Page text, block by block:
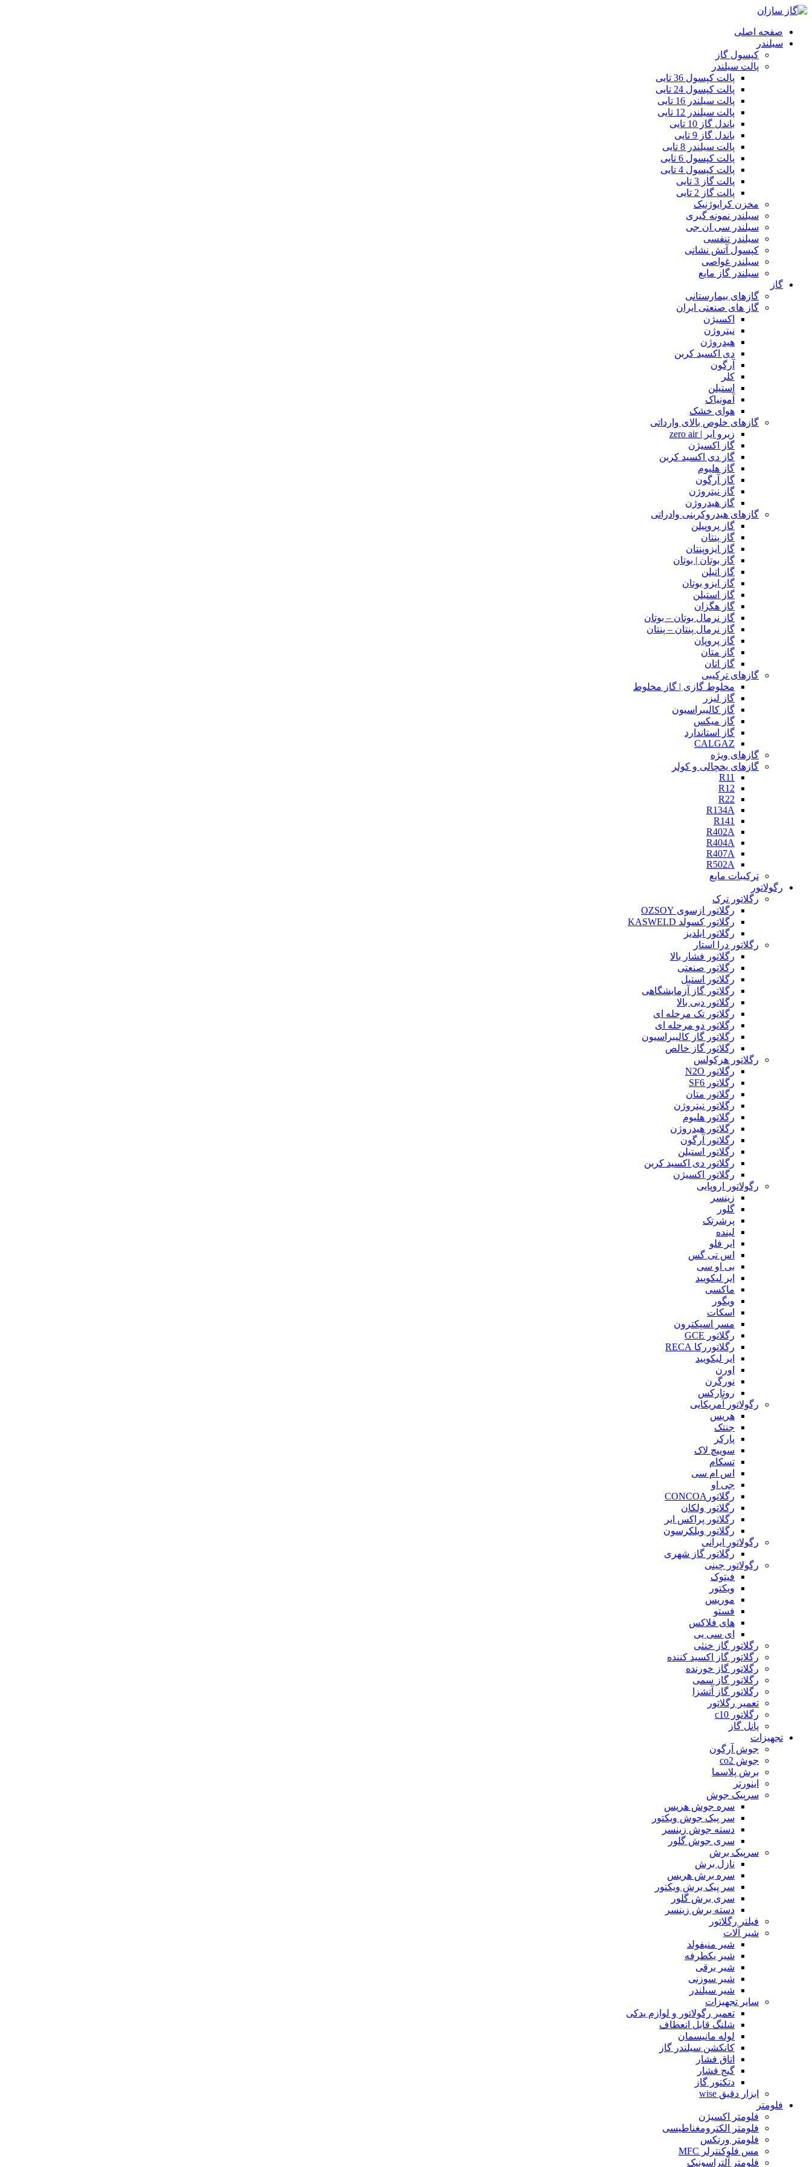
صفحه اصلی
سیلندر
کپسول گاز
پالت سیلندر
پالت کپسول 36 تایی
پالت کپسول 24 تایی
پالت سیلندر 16 تایی
پالت سیلندر 12 تایی
باندل گاز 10 تایی
باندل گاز 9 تایی
پالت سیلندر 8 تایی
پالت کپسول 6 تایی
پالت کپسول 4 تایی
پالت گاز 3 تایی
پالت گاز 2 تایی
مخزن کرایوژنیک
سیلندر نمونه گیری
سیلندر سی ان جی
سیلندر تنفسی
کپسول آتش نشانی
سیلندر غواصی
سیلندر گاز مایع
گاز
گازهای بیمارستانی
گاز های صنعتی ایران
اکسیژن
نیتروژن
هیدروژن
دی اکسید کربن
آرگون
کلر
استیلن
آمونیاک
هوای خشک
گازهای خلوص بالای وارداتی
زیرو ایر | zero air
گاز اکسیژن
گاز دی اکسید کربن
گاز هلیوم
گاز آرگون
گاز نیتروژن
گاز هیدروژن
گازهای هیدروکربنی وادراتی
گاز پروپیلن
گاز پنتان
گاز ایزوپنتان
گاز بوتان | بوتان
گاز اتیلن
گاز ایزو بوتان
گاز استیلن
گاز هگزان
گاز نرمال بوتان – بوتان
گاز نرمال پنتان – پنتان
گاز پروپان
گاز متان
گاز اتان
گازهای ترکیبی
مخلوط گازی | گاز مخلوط
گاز لیزر
گاز کالیبراسیون
گاز میکس
گاز استاندارد
CALGAZ
گازهای ویژه
گازهای یخچالی و کولر
R11
R12
R22
R134A
R141
R402A
R404A
R407A
R502A
ترکیبات مایع
رگولاتور
رگلاتور ترک
رگلاتور ازسوی OZSOY
رگلاتور کسولد KASWELD
رگلاتور ایلدیز
رگلاتور درا استار
رگلاتور فشار بالا
رگلاتور صنعتی
رگلاتور استیل
رگلاتور گاز آزمایشگاهی
رگلاتور دبی بالا
رگلاتور تک مرحله ای
رگلاتور دو مرحله ای
رگلاتور گاز کالیبراسیون
رگلاتور گاز خالص
رگلاتور هرکولس
رگلاتور N2O
رگلاتور SF6
رگلاتور متان
رگلاتور نیتروژن
رگلاتور هلیوم
رگلاتور هیدروژن
رگلاتور آرگون
رگلاتور استیلن
رگلاتور دی اکسید کربن
رگلاتور اکسیژن
رگولاتور اروپایی
زینسر
گلور
پرشرتک
لینده
ایر فلو
اس تی گس
بی او سی
ایر لیکویید
ماکسی
ویگور
اسکات
مسر اسپکترون
رگلاتور GCE
رگلاتوررکا RECA
ایر لیکویید
اورن
نورگرن
روتارکس
رگولاتور آمریکایی
هریس
جنتک
پارکر
سوییچ لاک
تسکام
اس ام سی
جی او
رگلاتورCONCOA
رگلاتور ولکان
رگلاتور پراکس ایر
رگلاتور ویلکرسون
رگولاتور ایرانی
رگلاتور گاز شهری
رگولاتور چینی
فیتوک
ویکتور
موریس
فستو
های فلاکس
ای سی یی
رگلاتور گاز خنثی
رگلاتور گاز اکسید کننده
رگلاتور گاز خورنده
رگلاتور گاز سمی
رگلاتور گاز آتشزا
تعمیر رگلاتور
رگلاتور c10
پانل گاز
تجهیزات
جوش آرگون
جوش co2
برش پلاسما
اینورتر
سرپیک جوش
سره جوش هریس
سر پیک جوش ویکتور
دسته جوش زینسر
سری جوش گلور
سرپیک برش
نازل برش
سره برش هریس
سر پیک برش ویکتور
سری برش گلور
دسته برش زینسر
فیلتر رگلاتور
شیر آلات
شیر منیفولد
شیر یکطرفه
شیر برقی
شیر سوزنی
شیر سیلندر
سایر تجهیزات
تعمیر رگولاتور و لوازم یدکی
شلنگ قابل انعطاف
لوله مانیسمان
کانکشن سیلندر گاز
اتاق فشار
گیج فشار
دتکتور گاز
ابزار دقیق wise
فلومتر
فلومتر اکسیژن
فلومتر الکترومغناطیسی
فلومتر ورتکس
مس فلوکنترلر MFC
فلومتر آلتراسونیک